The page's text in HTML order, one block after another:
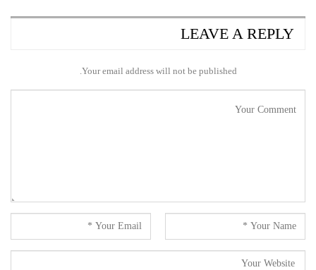
LEAVE A REPLY
Your email address will not be published.